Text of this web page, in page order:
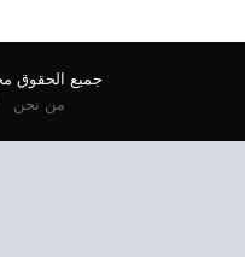
جميع الحقوق
من نحن